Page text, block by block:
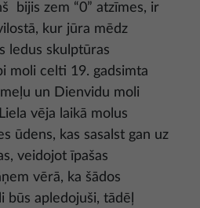
bijis zem “0” atzīmes, ir
kur jūra mēdz
ledus skulptūras
moli celti 19. gadsimta
un Dienvidu moli
vēja laikā molus
ūdens, kas sasalst gan uz
veidojot īpašas
vērā, ka šādos
būs apledojuši, tādēļ